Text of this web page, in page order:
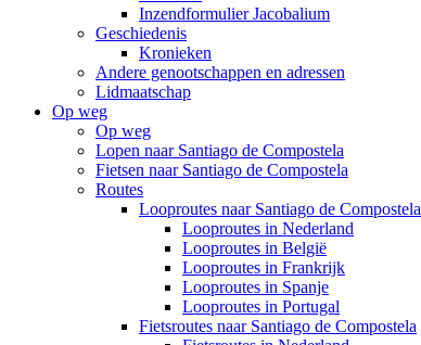
Inzendformulier Jacobalium
Geschiedenis
Kronieken
Andere genootschappen en adressen
Lidmaatschap
Op weg
Op weg
Lopen naar Santiago de Compostela
Fietsen naar Santiago de Compostela
Routes
Looproutes naar Santiago de Compostela
Looproutes in Nederland
Looproutes in België
Looproutes in Frankrijk
Looproutes in Spanje
Looproutes in Portugal
Fietsroutes naar Santiago de Compostela